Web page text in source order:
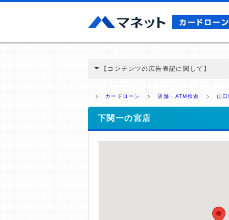
【コンテンツの広告表記に関して】
ミ収集などに基づき、公平性を担保した情
>提携企業一覧
カードローン 店舗・ATM検索 山
下関一の宮店